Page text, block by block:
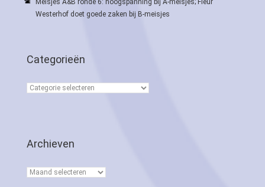
Meisjes A&B ronde 6: hoogspanning bij A-meisjes; Fleur
Westerhof doet goede zaken bij B-meisjes
Categorieën
Categorieën
Archieven
Archieven